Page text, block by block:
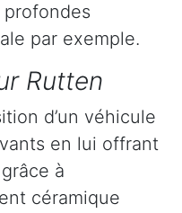
par exemple.
Rutten
d’un véhicule
en lui offrant
à
céramique